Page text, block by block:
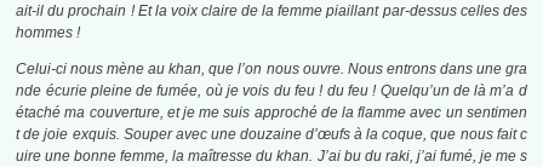
ait-il du prochain ! Et la voix claire de la femme piaillant par-dessus celles des
hommes !
Celui-ci nous mène au khan, que l’on nous ouvre. Nous entrons dans une gra
nde écurie pleine de fumée, où je vois du feu ! du feu ! Quelqu’un de là m’a d
étaché ma couverture, et je me suis approché de la flamme avec un sentimen
t de joie exquis. Souper avec une douzaine d’œufs à la coque, que nous fait c
uire une bonne femme, la maîtresse du khan. J’ai bu du raki, j’ai fumé, je me s